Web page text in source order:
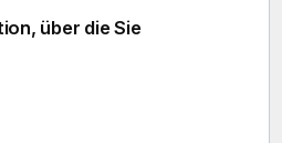
über die Sie